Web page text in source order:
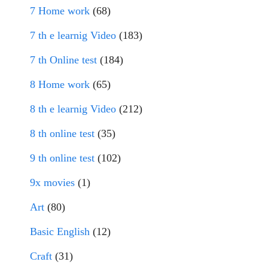
7 Home work (68)
7 th e learnig Video (183)
7 th Online test (184)
8 Home work (65)
8 th e learnig Video (212)
8 th online test (35)
9 th online test (102)
9x movies (1)
Art (80)
Basic English (12)
Craft (31)